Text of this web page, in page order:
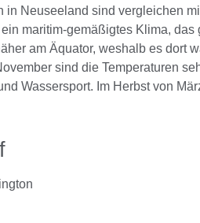
in Neuseeland sind vergleichen
maritim-gemäßigtes Klima,
am Äquator, weshalb es dort
sind die Temperaturen
Wassersport. Im Herbst von